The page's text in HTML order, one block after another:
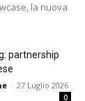
la nuova
partnership
- 27 Luglio 2026
0